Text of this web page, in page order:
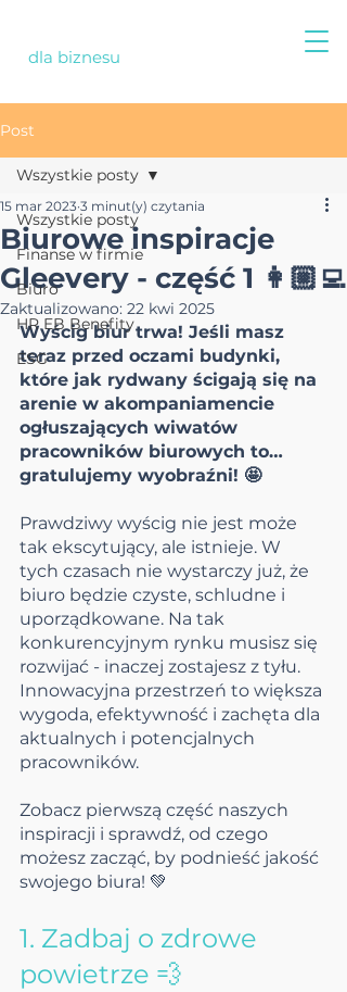
dla biznesu
Post
Wszystkie posty
Finanse w firmie
Biuro
HR EB Benefity
ESG
Wszystkie posty
Biurowe inspiracje
Gleevery - część 1 👩🏼‍💻
15 mar 2023 3 minut(y) czytania
Zaktualizowano: 22 kwi 2025
Wyścig biur trwa! Jeśli masz
teraz przed oczami budynki,
które jak rydwany ścigają się na
arenie w akompaniamencie
ogłuszających wiwatów
pracowników biurowych to…
gratulujemy wyobraźni! 🤩
Prawdziwy wyścig nie jest może
tak ekscytujący, ale istnieje. W
tych czasach nie wystarczy już, że
biuro będzie czyste, schludne i
uporządkowane. Na tak
konkurencyjnym rynku musisz się
rozwijać - inaczej zostajesz z tyłu.
Innowacyjna przestrzeń to większa
wygoda, efektywność i zachęta dla
aktualnych i potencjalnych
pracowników.
Zobacz pierwszą część naszych
inspiracji i sprawdź, od czego
możesz zacząć, by podnieść jakość
swojego biura! 💚
1. Zadbaj o zdrowe
powietrze 💨